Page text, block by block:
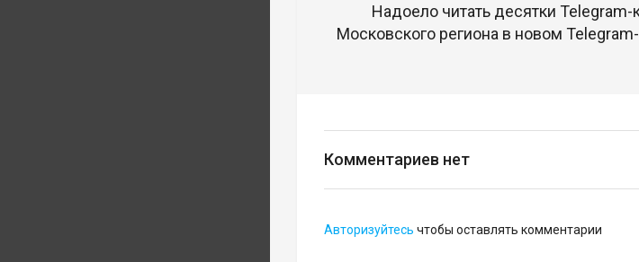
Надоело читать десятки
Московского региона в новом
Комментариев нет
Авторизуйтесь чтобы оставлять комментарии